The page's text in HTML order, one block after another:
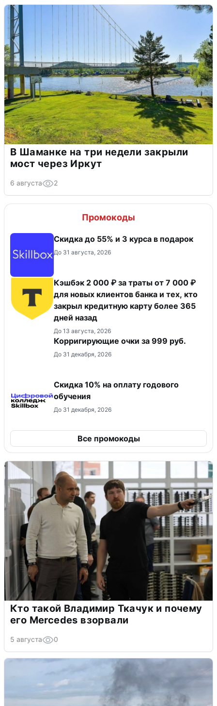
В Шаманке на три недели закрыли
мост через Иркут
6 августа 2
Промокоды
Скидка до 55% и 3 курса в подарок
До 31 августа, 2026
Кэшбэк 2 000 ₽ за траты от 7 000 ₽
для новых клиентов банка и тех, кто
закрыл кредитную карту более 365
дней назад
До 13 августа, 2026
Корригирующие очки за 999 руб.
До 31 декабря, 2026
Скидка 10% на оплату годового
обучения
До 31 декабря, 2026
Все промокоды
Кто такой Владимир Ткачук и почему
его Mercedes взорвали
5 августа 0